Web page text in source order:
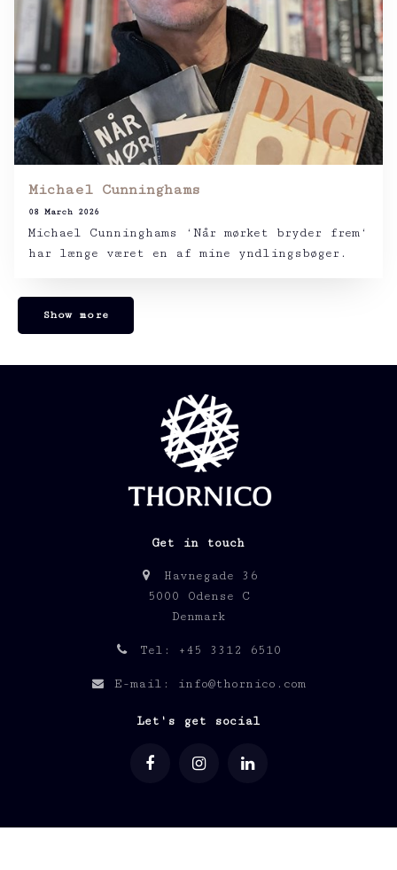
Michael Cunninghams
08 March 2026
Michael Cunninghams ‘Når mørket bryder frem‘
har længe været en af mine yndlingsbøger.
Show more
Get in touch
Havnegade 36
5000 Odense C
Denmark
Tel: +45 3312 6510
E-mail: info@thornico.com
Let's get social